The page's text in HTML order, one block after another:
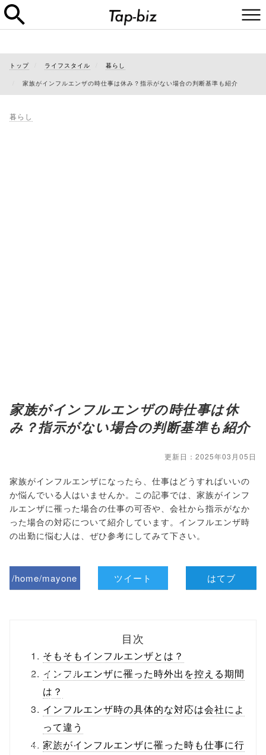
トップ ライフスタイル 暮らし
家族がインフルエンザの時仕事は休み？指示がない場合の判断基準も紹介
暮らし
家族がインフルエンザの時仕事は休
み？指示がない場合の判断基準も紹介
更新日：2025年03月05日
家族がインフルエンザになったら、仕事はどうすればいいの
か悩んでいる人はいませんか。この記事では、家族がインフ
ルエンザに罹った場合の仕事の可否や、会社から指示がなか
った場合の対応について紹介しています。インフルエンザ時
の出勤に悩む人は、ぜひ参考にしてみて下さい。
/home/mayone
content/themes
/tapbiz_theme/
parts/sns-
buttons.php on
ツイート はてブ
目次
そもそもインフルエンザとは？
インフルエンザに罹った時外出を控える期間
は？
インフルエンザ時の具体的な対応は会社によ
って違う
家族がインフルエンザに罹った時も仕事に行